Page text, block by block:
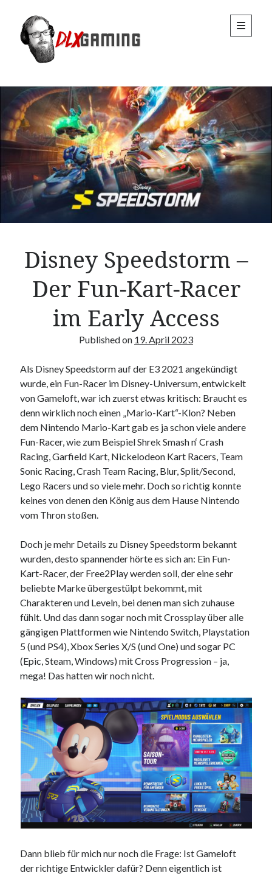
DLx
Gaming
open
primary
Sidebar
Info
Ein Nerd mit Bart der auf dem Level eines Noobs Spielt gibt es nicht?
Doch gibt es, ich trete an um dies zu beweisen
Den Beweis gibt es in Streams, Videos und ab und an auch
Kommentare als Audio Spur, etwas seltener auch mal als Text zum
lesen.
Disney Speedstorm –
Der Fun-Kart-Racer
im Early Access
Published on 19. April 2023
Als Disney Speedstorm auf der E3 2021 angekündigt
wurde, ein Fun-Racer im Disney-Universum, entwickelt
von Gameloft, war ich zuerst etwas kritisch: Braucht es
denn wirklich noch einen „Mario-Kart“-Klon? Neben
dem Nintendo Mario-Kart gab es ja schon viele andere
Fun-Racer, wie zum Beispiel Shrek Smash n‘ Crash
Racing, Garfield Kart, Nickelodeon Kart Racers, Team
Sonic Racing, Crash Team Racing, Blur, Split/Second,
Lego Racers und so viele mehr. Doch so richtig konnte
keines von denen den König aus dem Hause Nintendo
vom Thron stoßen.
Doch je mehr Details zu Disney Speedstorm bekannt
wurden, desto spannender hörte es sich an: Ein Fun-
Kart-Racer, der Free2Play werden soll, der eine sehr
beliebte Marke übergestülpt bekommt, mit
Charakteren und Leveln, bei denen man sich zuhause
fühlt. Und das dann sogar noch mit Crossplay über alle
gängigen Plattformen wie Nintendo Switch, Playstation
5 (und PS4), Xbox Series X/S (und One) und sogar PC
(Epic, Steam, Windows) mit Cross Progression – ja,
mega! Das hatten wir noch nicht.
Dann blieb für mich nur noch die Frage: Ist Gameloft
der richtige Entwickler dafür? Denn eigentlich ist